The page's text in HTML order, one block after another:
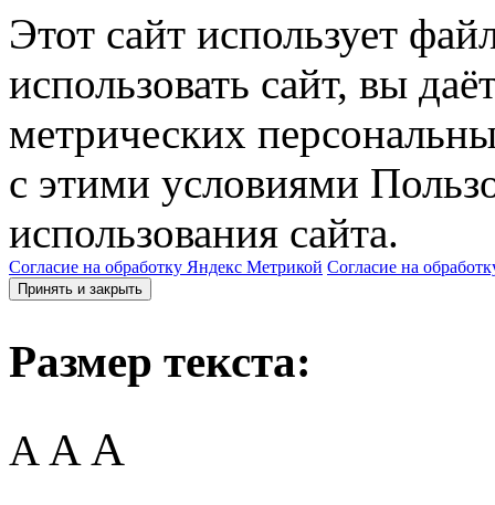
Этот сайт использует
использовать сайт, вы
метрических
с этими условиями
использования сайта.
Согласие на обработку Яндекс Метрикой Согласие на
Принять и закрыть
Размер текста:
A AA